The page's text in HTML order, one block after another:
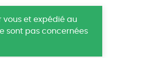
et expédié au
sont pas concernées